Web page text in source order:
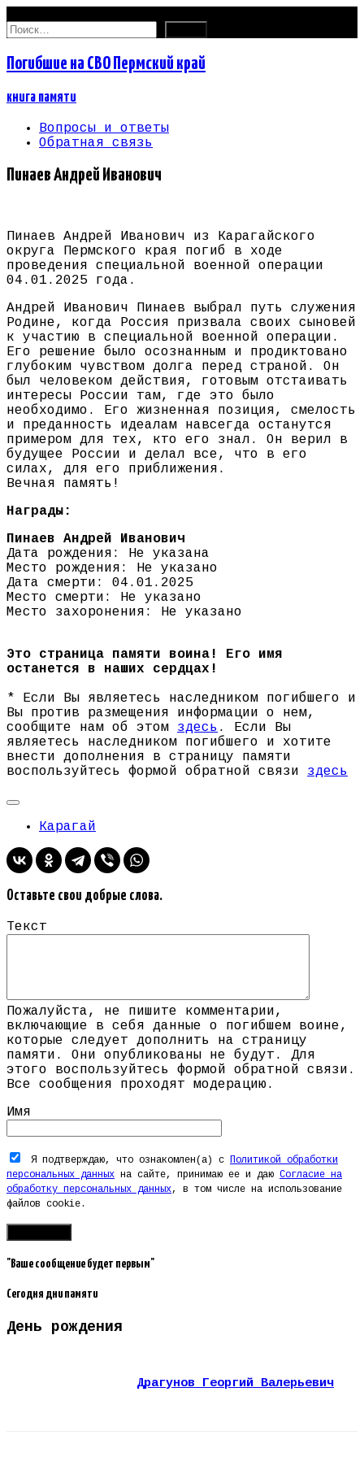
Найти:
Погибшие на СВО Пермский край
книга памяти
Вопросы и ответы
Обратная связь
Пинаев Андрей Иванович
Пинаев Андрей Иванович из Карагайского
округа Пермского края погиб в ходе
проведения специальной военной операции
04.01.2025 года.
Андрей Иванович Пинаев выбрал путь служения
Родине, когда Россия призвала своих сыновей
к участию в специальной военной операции.
Его решение было осознанным и продиктовано
глубоким чувством долга перед страной. Он
был человеком действия, готовым отстаивать
интересы России там, где это было
необходимо. Его жизненная позиция, смелость
и преданность идеалам навсегда останутся
примером для тех, кто его знал. Он верил в
будущее России и делал все, что в его
силах, для его приближения.
Вечная память!
Награды:
Пинаев Андрей Иванович
Дата рождения: Не указана
Место рождения: Не указано
Дата смерти: 04.01.2025
Место смерти: Не указано
Место захоронения: Не указано
Это страница памяти воина! Его имя
останется в наших сердцах!
* Если Вы являетесь наследником погибшего и
Вы против размещения информации о нем,
сообщите нам об этом здесь . Если Вы
являетесь наследником погибшего и хотите
внести дополнения в страницу памяти
воспользуйтесь формой обратной связи здесь
Карагай
Оставьте свои добрые слова.
Текст
Пожалуйста, не пишите комментарии,
включающие в себя данные о погибшем воине,
которые следует дополнить на страницу
памяти. Они опубликованы не будут. Для
этого воспользуйтесь формой обратной связи.
Все сообщения проходят модерацию.
Имя
Я подтверждаю, что ознакомлен(а) с
Политикой обработки
персональных данных на сайте, принимаю ее и даю Согласие на
обработку персональных данных, в том числе на использование
файлов cookie.
"Ваше сообщение будет первым"
Сегодня дни памяти
День рождения
Драгунов Георгий Валерьевич